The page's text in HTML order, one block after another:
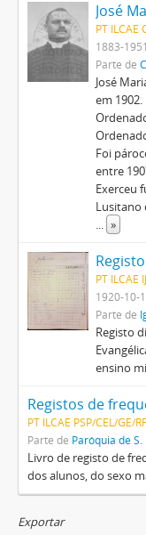
José
PT ILCAE
1883-1951
Parte de
José
em 1902.
Foi
entre
Exerceu
Lusitano
... »
PT ILCAE
1920-10-
Parte de
Registo
ensino
Registos de
PT ILCAE PSP/CEL/GE/
Parte de Paróquia de S.
Livro de registo de
dos alunos, do sexo
Exportar